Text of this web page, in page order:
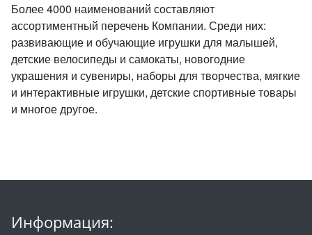
Более 4000 наименований составляют
ассортиментный перечень Компании. Среди них:
развивающие и обучающие игрушки для малышей,
детские велосипеды и самокаты, новогодние
украшения и сувениры, наборы для творчества, мягкие
и интерактивные игрушки, детские спортивные товары
и многое другое.
Информация: